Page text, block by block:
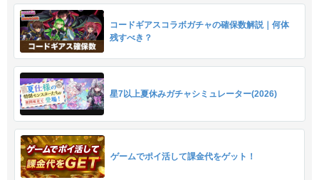
コードギアスコラボガチャの確保数解説｜何体
残すべき？
星7以上夏休みガチャシミュレーター(2026)
ゲームでポイ活して課金代をゲット！